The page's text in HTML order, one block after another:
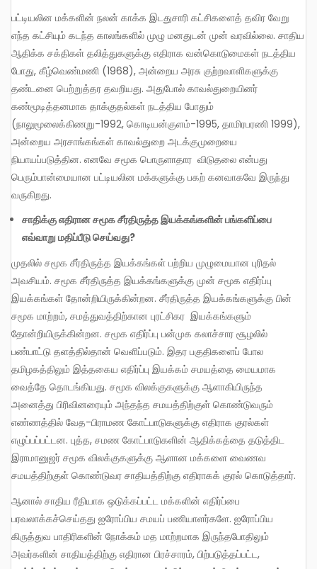
பட்டியலின மக்களின் நலன் காக்க இடதுசாரி கட்சிகளைத் தவிர வேறு
எந்த கட்சியும் கடந்த காலங்களில் முழு மனதுடன் முன் வரவில்லை. சாதிய
ஆதிக்க சக்திகள் தலித்துகளுக்கு எதிராக வன்கொடுமைகள் நடத்திய
போது, கீழ்வெண்மணி (1968), அன்றைய அரசு குற்றவாளிகளுக்கு
தண்டனை பெற்றுத்தர தவறியது. அதுபோல் காவல்துறையினர்
கண்மூடித்தனமாக தாக்குதல்கள் நடத்திய போதும்
(நாலுமூலைக்கிணறு-1992, கொடியன்குளம்-1995, தாமிரபரணி 1999),
அன்றைய அரசாங்கங்கள் காவல்துறை அடக்குமுறையை
நியாயப்படுத்தின. எனவே சமூக பொருளாதார விடுதலை என்பது
பெரும்பான்மையான பட்டியலின மக்களுக்கு பகற் கனவாகவே இருந்து
வருகிறது.
சாதிக்குஎதிரானசமூகசீர்திருத்தஇயக்கங்களின்பங்களிப்பை
எவ்வாறு மதிப்பீடுசெய்வது?
முதலில் சமூக சீர்திருத்த இயக்கங்கள் பற்றிய முழுமையான புரிதல்
அவசியம். சமூக சீர்திருத்த இயக்கங்களுக்கு முன் சமூக எதிர்ப்பு
இயக்கங்கள் தோன்றியிருக்கின்றன. சீர்திருத்த இயக்கங்களுக்கு பின்
சமூக மாற்றம், சமத்துவத்திற்கான புரட்சிகர இயக்கங்களும்
தோன்றியிருக்கின்றன. சமூக எதிர்ப்பு பன்முக கலாச்சார சூழலில்
பண்பாட்டு தளத்தில்தான் வெளிப்படும். இதர பகுதிகளைப் போல
தமிழகத்திலும் இத்தகைய எதிர்ப்பு இயக்கம் சமயத்தை மையமாக
வைத்தே தொடங்கியது. சமூக விலக்குகளுக்கு ஆளாகியிருந்த
அனைத்து பிரிவினரையும் அந்தந்த சமயத்திற்குள் கொண்டுவரும்
எண்ணத்தில் வேத-பிராமண கோட்பாடுகளுக்கு எதிராக குரல்கள்
எழுப்பப்பட்டன. புத்த, சமண கோட்பாடுகளின் ஆதிக்கத்தை தடுத்திட
இராமானுஜர் சமூக விலக்குகளுக்கு ஆளான மக்களை வைணவ
சமயத்திற்குள் கொண்டுவர சாதியத்திற்கு எதிராகக் குரல் கொடுத்தார்.
ஆனால் சாதிய ரீதியாக ஒடுக்கப்பட்ட மக்களின் எதிர்ப்பை
பரவலாக்கச்செய்தது ஐரோப்பிய சமயப் பணியாளர்களே. ஐரோப்பிய
கிருத்துவ பாதிரிகளின் நோக்கம் மத மாற்றமாக இருந்தபோதிலும்
அவர்களின் சாதியத்திற்கு எதிரான பிரச்சாரம், பிற்படுத்தப்பட்ட,